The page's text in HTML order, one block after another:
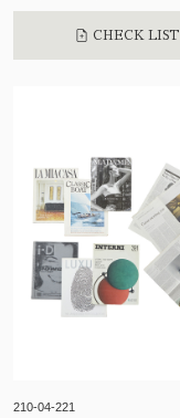
CHECK LIST
210-04-221